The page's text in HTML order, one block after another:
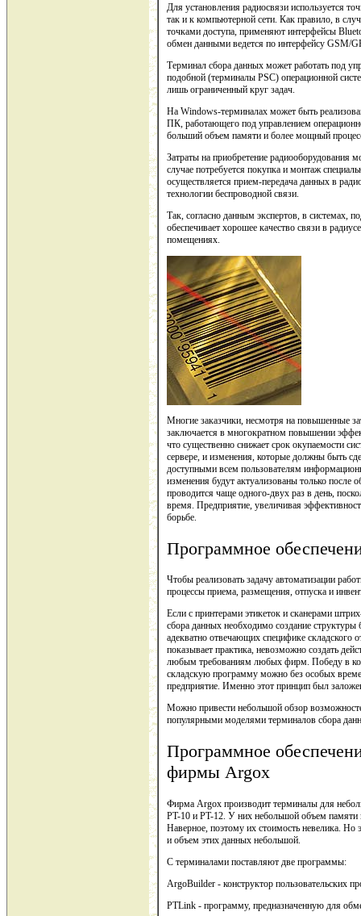
Для установления радиосвязи используется
так и к компьютерной сети. Как правило, в
точками доступа, применяют интерфейсы
обмен данными ведется по интерфейсу GSM/
Терминал сбора данных может работать под
подобной (терминалы PSC) операционной
лишь ограниченный круг задач.
На Windows-терминалах может быть
ПК, работающего под управлением
больший объем памяти и более мощный
Затраты на приобретение радиооборудования
случае потребуется покупка и монтаж
осуществляется прием-передача данных в
технологии беспроводной связи.
Так, согласно данным экспертов, в системах,
обеспечивает хорошее качество связи в
помещениях.
Многие заказчики, несмотря на повышенные
заключается в многократном повышении
что существенно снижает срок окупаемости
сервере, и изменения, которые должны быть
доступными всем пользователям
изменения будут актуализованы только
проводится чаще одного-двух раз в день,
время. Предприятие, увеличивая
борьбе.
Программное
Чтобы реализовать задачу автоматизации
процессы приема, размещения, отпуска и
Если с принтерами этикеток и сканерами
сбора данных необходимо создание
адекватно отвечающих специфике складского
показывает практика, невозможно создать
любым требованиям любых фирм. Победу в
складскую программу можно без особых
предприятие. Именно этот принцип был
Можно привести небольшой обзор
популярными моделями терминалов сбора
Программное
фирмы Argox
Фирма Argox производит терминалы для
PT-10 и PT-12. У них небольшой объем
Наверное, поэтому их стоимость невелика.
и объем этих данных небольшой.
С терминалами поставляют две программы:
АrgoBuilder - конструктор пользовательских
PTLink - программу, предназначенную для